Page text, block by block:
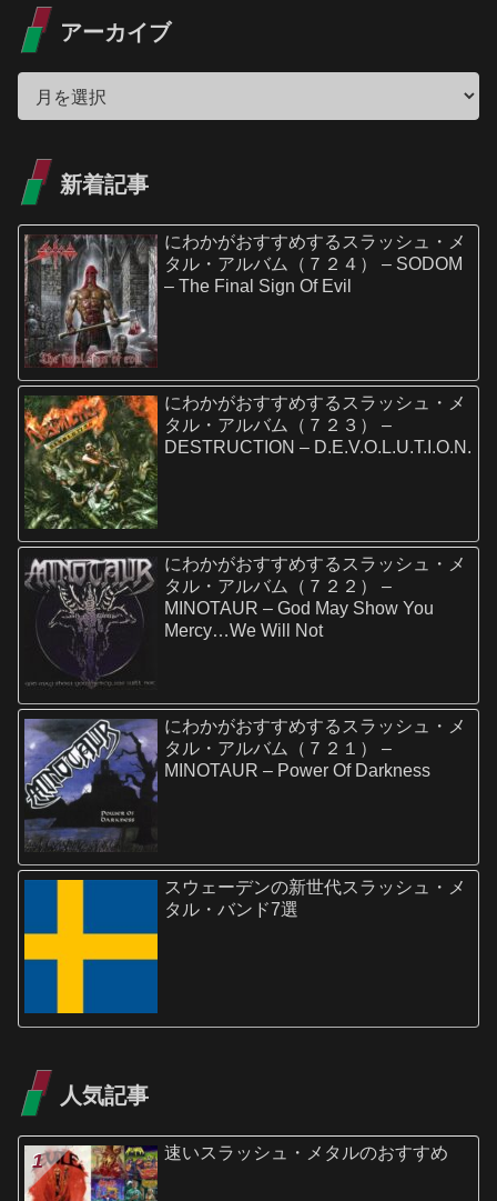
アーカイブ
新着記事
にわかがおすすめするスラッシュ・メ
タル・アルバム（７２４） – SODOM
– The Final Sign Of Evil
にわかがおすすめするスラッシュ・メ
タル・アルバム（７２３） –
DESTRUCTION – D.E.V.O.L.U.T.I.O.N.
にわかがおすすめするスラッシュ・メ
タル・アルバム（７２２） –
MINOTAUR – God May Show You
Mercy…We Will Not
にわかがおすすめするスラッシュ・メ
タル・アルバム（７２１） –
MINOTAUR – Power Of Darkness
スウェーデンの新世代スラッシュ・メ
タル・バンド7選
人気記事
速いスラッシュ・メタルのおすすめ